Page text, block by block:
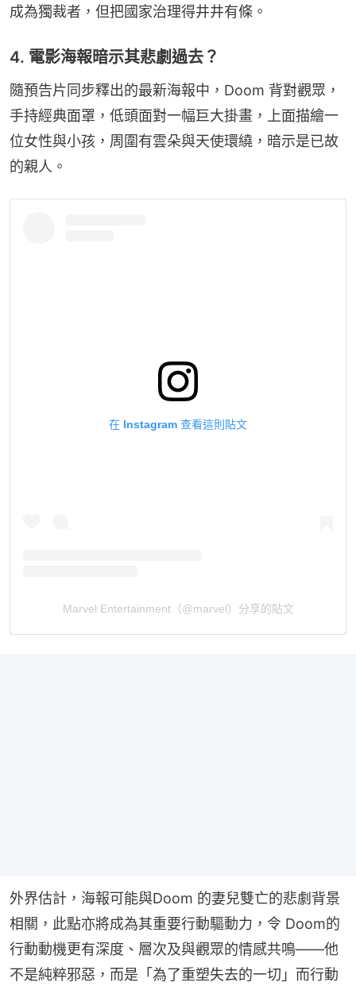
成為獨裁者，但把國家治理得井井有條。
4. 電影海報暗示其悲劇過去？
隨預告片同步釋出的最新海報中，Doom 背對觀眾，
手持經典面罩，低頭面對一幅巨大掛畫，上面描繪一
位女性與小孩，周圍有雲朵與天使環繞，暗示是已故
的親人。
在 Instagram 查看這則貼文
Marvel Entertainment（@marvel）分享的貼文
外界估計，海報可能與Doom 的妻兒雙亡的悲劇背景
相關，此點亦將成為其重要行動驅動力，令 Doom的
行動動機更有深度、層次及與觀眾的情感共鳴——他
不是純粹邪惡，而是「為了重塑失去的一切」而行動